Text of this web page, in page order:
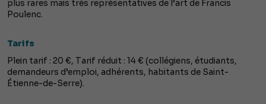
plus rares mais très représentatives de l’art de Francis
Poulenc.
Tarifs
Plein tarif : 20 €, Tarif réduit : 14 € (collégiens, étudiants,
demandeurs d’emploi, adhérents, habitants de Saint-
Étienne-de-Serre).